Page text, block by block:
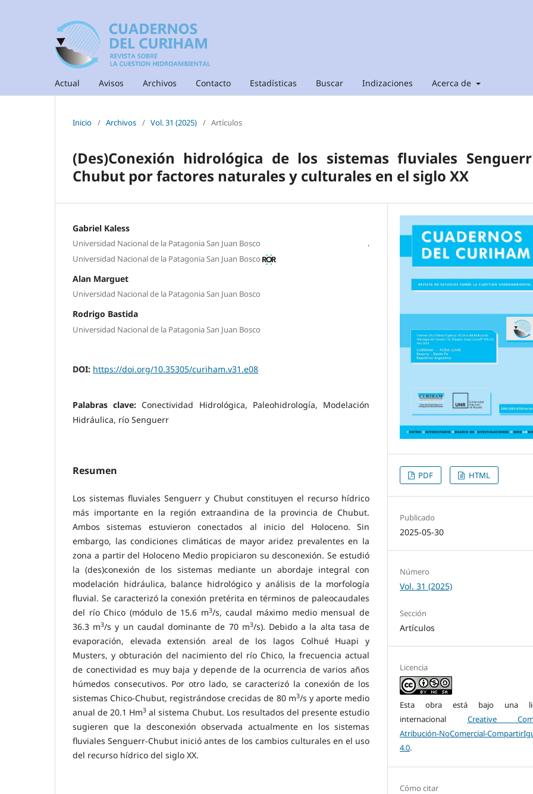
Actual Avisos Archivos Contacto Estadísticas Buscar Indizaciones Acerca de
Inicio / Archivos / Vol. 31 (2025) / Artículos
(Des)Conexión hidrológica de los sistemas fluviales
Chubut por factores naturales y culturales en el siglo XX
Gabriel Kaless
Universidad Nacional de la Patagonia San Juan Bosco ,
Universidad Nacional de la Patagonia San Juan Bosco
Alan Marguet
Universidad Nacional de la Patagonia San Juan Bosco
Rodrigo Bastida
Universidad Nacional de la Patagonia San Juan Bosco
DOI: https://doi.org/10.35305/curiham.v31.e08
Palabras clave: Conectividad Hidrológica, Paleohidrología, Modelación
Hidráulica, río Senguerr
Resumen
Los sistemas fluviales Senguerr y Chubut constituyen el recurso hídrico
más importante en la región extraandina de la provincia de Chubut.
Ambos sistemas estuvieron conectados al inicio del Holoceno. Sin
embargo, las condiciones climáticas de mayor aridez prevalentes en la
zona a partir del Holoceno Medio propiciaron su desconexión. Se estudió
la (des)conexión de los sistemas mediante un abordaje integral con
modelación hidráulica, balance hidrológico y análisis de la morfología
fluvial. Se caracterizó la conexión pretérita en términos de paleocaudales
del río Chico (módulo de 15.6 m3/s, caudal máximo medio mensual de
36.3 m3/s y un caudal dominante de 70 m3/s). Debido a la alta tasa de
evaporación, elevada extensión areal de los lagos Colhué Huapi y
Musters, y obturación del nacimiento del río Chico, la frecuencia actual
de conectividad es muy baja y depende de la ocurrencia de varios años
húmedos consecutivos. Por otro lado, se caracterizó la conexión de los
sistemas Chico-Chubut, registrándose crecidas de 80 m3/s y aporte medio
anual de 20.1 Hm3 al sistema Chubut. Los resultados del presente estudio
sugieren que la desconexión observada actualmente en los sistemas
fluviales Senguerr-Chubut inició antes de los cambios culturales en el uso
del recurso hídrico del siglo XX.
PDF HTML
Publicado
2025-05-30
Número
Vol. 31 (2025)
Sección
Artículos
Licencia
Esta obra está bajo una
internacional Creative
Atribución-NoComercial-
4.0.
Cómo citar